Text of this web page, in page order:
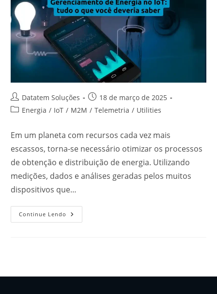
Datatem Soluções
18 de março de 2025
Energia / IoT / M2M / Telemetria / Utilities
Em um planeta com recursos cada vez mais
escassos, torna-se necessário otimizar os processos
de obtenção e distribuição de energia. Utilizando
medições, dados e análises geradas pelos muitos
dispositivos que…
Continue Lendo